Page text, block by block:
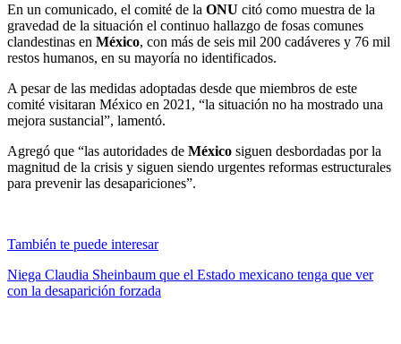
En un comunicado, el comité de la ONU citó como muestra de la
gravedad de la situación el continuo hallazgo de fosas comunes
clandestinas en México, con más de seis mil 200 cadáveres y 76 mil
restos humanos, en su mayoría no identificados.
A pesar de las medidas adoptadas desde que miembros de este
comité visitaran México en 2021, “la situación no ha mostrado una
mejora sustancial”, lamentó.
Agregó que “las autoridades de México siguen desbordadas por la
magnitud de la crisis y siguen siendo urgentes reformas estructurales
para prevenir las desapariciones”.
También te puede interesar
Niega Claudia Sheinbaum que el Estado mexicano tenga que ver
con la desaparición forzada